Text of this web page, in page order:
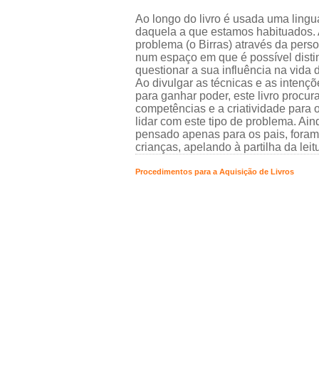
Ao longo do livro é usada uma
daquela a que estamos
problema (o Birras) através da
num espaço em que é possível
questionar a sua influência na vida
Ao divulgar as técnicas e as
para ganhar poder, este livro
competências e a criatividade para
lidar com este tipo de problema.
pensado apenas para os pais,
crianças, apelando à partilha da
Procedimentos para a Aquisição de Livros